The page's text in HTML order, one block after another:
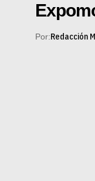
Por:Redacción